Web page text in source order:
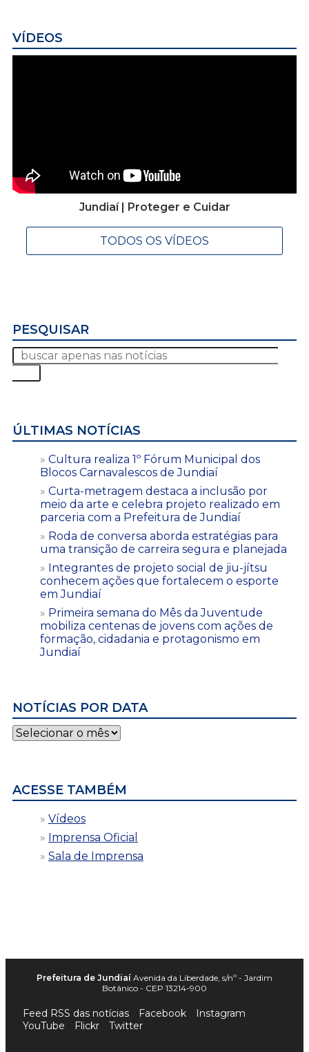
VÍDEOS
Jundiaí | Proteger e Cuidar
TODOS OS VÍDEOS
PESQUISAR
ÚLTIMAS NOTÍCIAS
Cultura realiza 1º Fórum Municipal dos
Blocos Carnavalescos de Jundiaí
Curta-metragem destaca a inclusão por
meio da arte e celebra projeto realizado em
parceria com a Prefeitura de Jundiaí
Roda de conversa aborda estratégias para
uma transição de carreira segura e planejada
Integrantes de projeto social de jiu-jítsu
conhecem ações que fortalecem o esporte
em Jundiaí
Primeira semana do Mês da Juventude
mobiliza centenas de jovens com ações de
formação, cidadania e protagonismo em
Jundiaí
NOTÍCIAS POR DATA
Notícias
por
ACESSE TAMBÉM
Vídeos
Imprensa Oficial
Sala de Imprensa
Prefeitura de Jundiaí Avenida da Liberdade, s/nº - Jardim
Botânico - CEP 13214-900
Feed RSS das notícias Facebook
Instagram
YouTube
Flickr Twitter